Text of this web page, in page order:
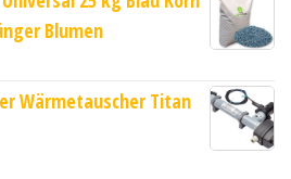
Blumen
Wärmetauscher Titan